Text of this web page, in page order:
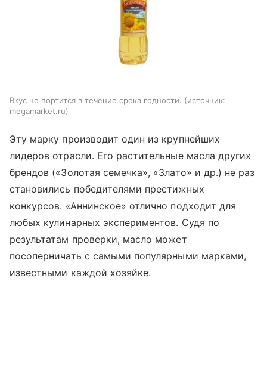
Вкус не портится в течение срока годности.
источник:
megamarket.ru
Эту марку производит один из крупнейших
лидеров отрасли. Его растительные масла других
брендов («Золотая семечка», «Злато» и др.) не раз
становились победителями престижных
конкурсов. «Аннинское» отлично подходит для
любых кулинарных экспериментов. Судя по
результатам проверки, масло может
посоперничать с самыми популярными марками,
известными каждой хозяйке.